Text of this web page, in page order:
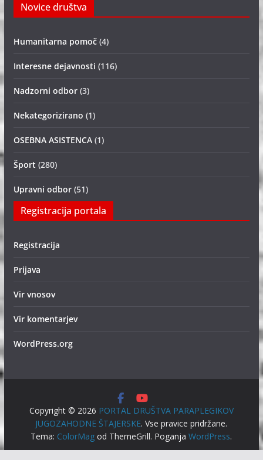
Novice društva
Humanitarna pomoč(4)
Interesne dejavnosti (116)
Nadzorni odbor(3)
Nekategorizirano (1)
OSEBNA ASISTENCA(1)
Šport (280)
Upravni odbor(51)
Registracija portala
Registracija
Prijava
Vir vnosov
Vir komentarjev
WordPress.org
Copyright © 2026 PORTAL DRUŠTVA PARAPLEGIKOV
JUGOZAHODNE ŠTAJERSKE. Vse pravice pridržane.
Tema: ColorMag od ThemeGrill. PoganjaWordPress.